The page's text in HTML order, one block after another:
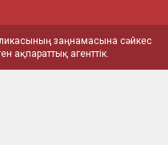
заңнамасына сәйкес
ақпараттық агенттік.